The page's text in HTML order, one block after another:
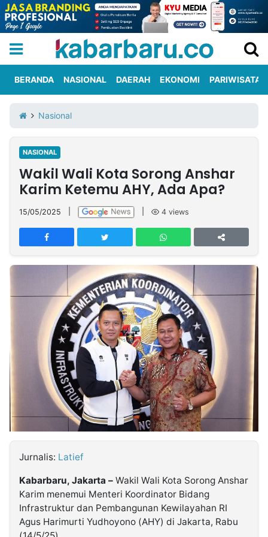
Iklan
Berita
Kami
Nasional
International
Olahraga
Entertainment
Daerah
Pariwisata
Kuliner
Kolom
Network
PT
TREETAN
MULTIMEDIA
Partner
Insight
NTB
Suara
Time
Lens
IDN
Daily
Jogja
Jalan
Rakyat
Idealita
News
Kita
Notice
Dinamikapost.com
Radar
Baru
Seedbacklink
Follow
Kabarbaru
BERANDA NASIONAL DAERAH EKONOMI PARIWISATA
Nasional
NASIONAL
Wakil Wali Kota Sorong Anshar
Karim Ketemu AHY, Ada Apa?
15/05/2025 4 views
Jurnalis: Latief
Kabarbaru, Jakarta – Wakil Wali Kota Sorong Anshar
Karim menemui Menteri Koordinator Bidang
Infrastruktur dan Pembangunan Kewilayahan RI
Agus Harimurti Yudhoyono (AHY) di Jakarta, Rabu